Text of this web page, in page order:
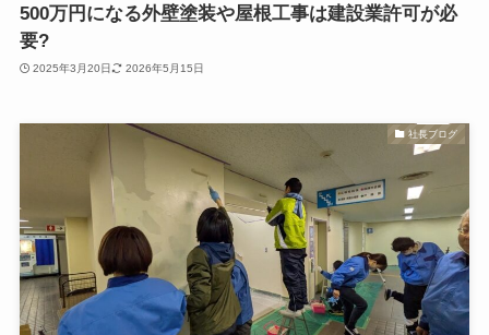
500万円になる外壁塗装や屋根工事は建設業許可が必
要?
2025年3月20日 2026年5月15日
社長ブログ